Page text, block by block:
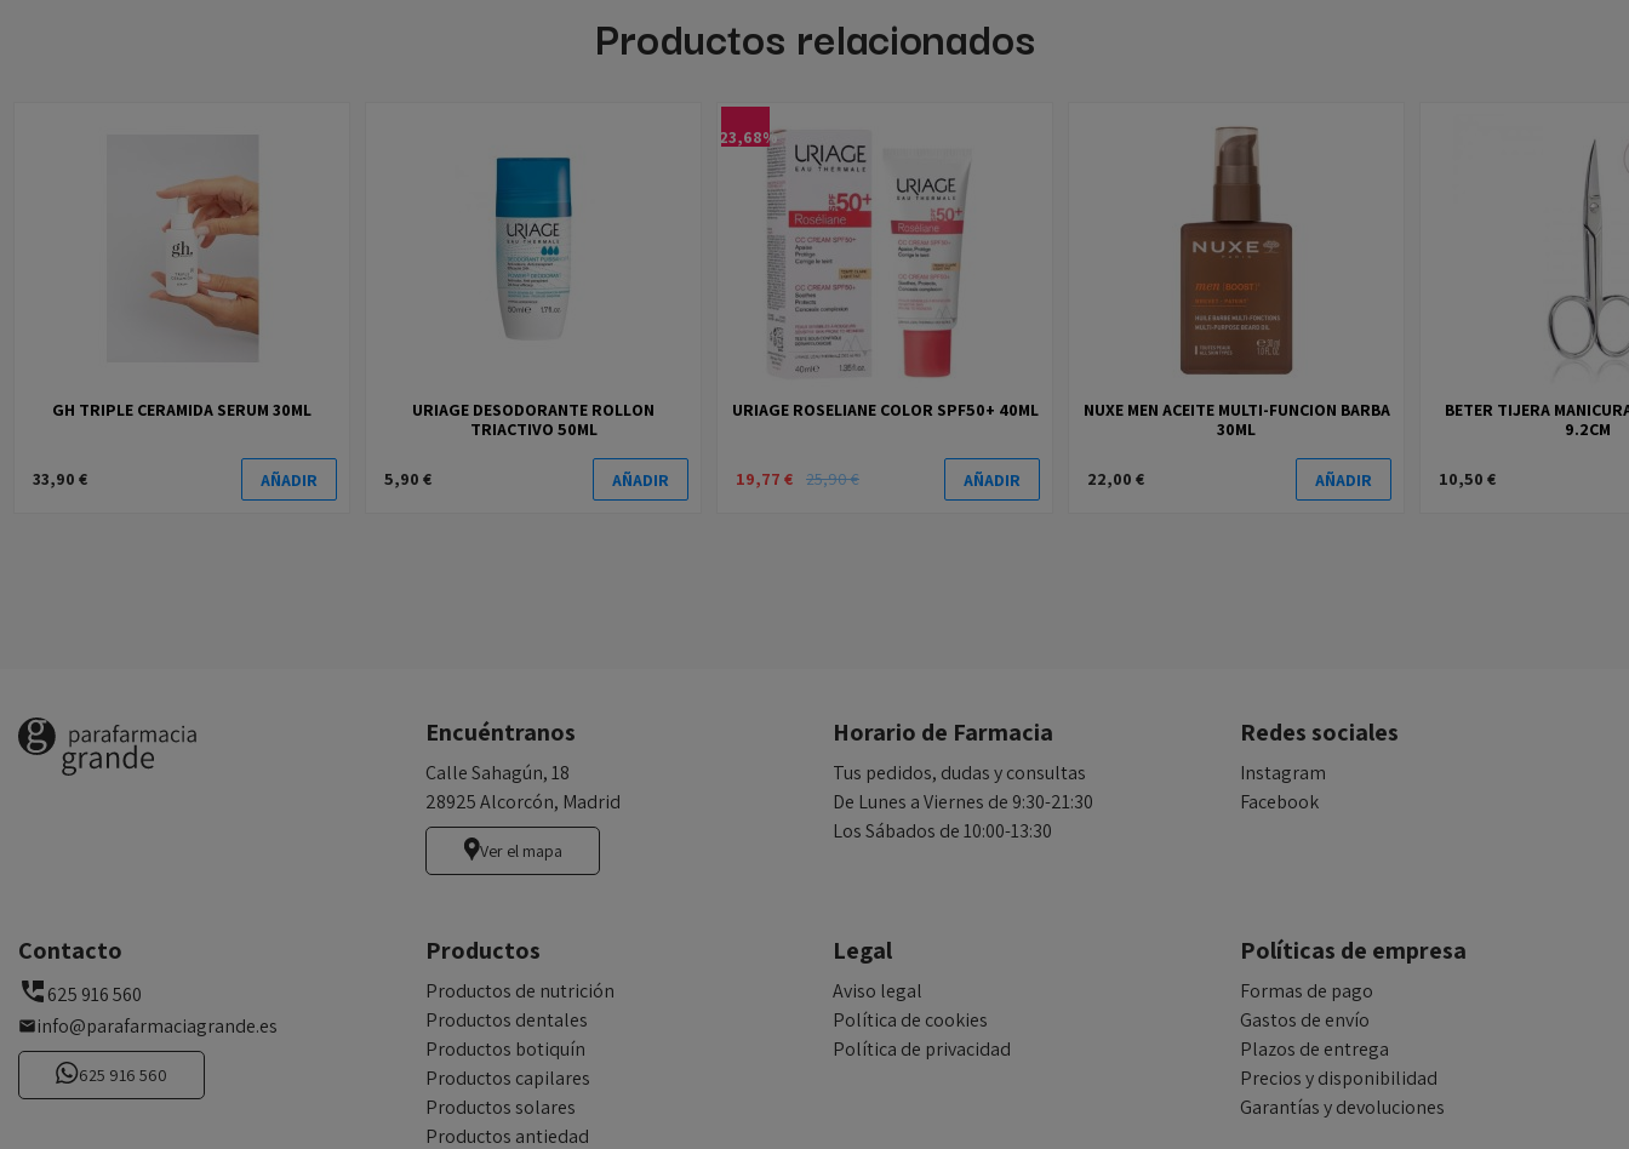
Productos relacionados
GH TRIPLE CERAMIDA SERUM 30ML
33,90 € AÑADIR
URIAGE DESODORANTE ROLLON
TRIACTIVO 50ML
5,90 € AÑADIR
-23,68%
URIAGE ROSELIANE COLOR SPF50+ 40ML
19,77 € 25,90 € AÑADIR
NUXE MEN ACEITE MULTI-FUNCION BARBA
30ML
22,00 € AÑADIR
BETER TIJERA
9.2CM
10,50 €
Encuéntranos
Calle Sahagún, 18
28925 Alcorcón, Madrid
Ver el mapa
Horario de Farmacia
Tus pedidos, dudas y consultas
De Lunes a Viernes de 9:30-21:30
Los Sábados de 10:00-13:30
Redes sociales
Instagram
Facebook
Contacto
625 916 560
info@parafarmaciagrande.es
625 916 560
Productos
Productos de nutrición
Productos dentales
Productos botiquín
Productos capilares
Productos solares
Productos antiedad
Legal
Aviso legal
Política de cookies
Política de privacidad
Políticas de empresa
Formas de pago
Gastos de envío
Plazos de entrega
Precios y disponibilidad
Garantías y devoluciones